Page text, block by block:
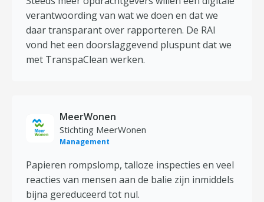
verantwoording van wat we doen en dat we
daar transparant over rapporteren. De RAI
vond het een doorslaggevend pluspunt dat we
met TranspaClean werken.
MeerWonen
Stichting MeerWonen
Management
Papieren rompslomp, talloze inspecties en veel
reacties van mensen aan de balie zijn inmiddels
bijna gereduceerd tot nul.